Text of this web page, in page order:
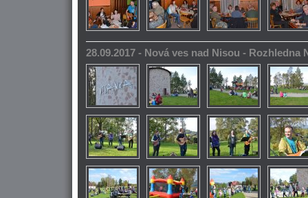
28.09.2017 - Nová ves nad Nisou - Rozhledna